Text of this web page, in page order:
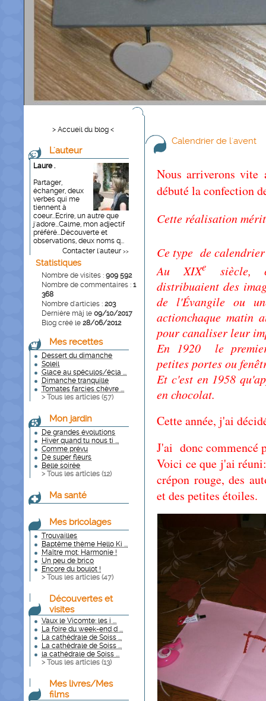
> Accueil du blog <
L'auteur
Laure .
Partager,
échanger, deux
verbes qui me
tiennent à
coeur...Ecrire, un autre que
j'adore...Calme, mon adjectif
préféré...Découverte et
observations, deux noms q...
Contacter l'auteur >>
Statistiques
Nombre de visites : 909 592
Nombre de commentaires : 1
368
Nombre d'articles : 203
Dernière màj le 09/10/2017
Blog créé le 28/06/2012
Mes recettes
Dessert du dimanche
Soleil
Glace au spéculos/écla ...
Dimanche tranquille
Tomates farcies chèvre ...
> Tous les articles (57)
Mon jardin
De grandes évolutions
Hiver quand tu nous ti ...
Comme prévu
De super fleurs
Belle soirée
> Tous les articles (12)
Ma santé
Mes bricolages
Trouvailles
Baptême thème Hello Ki ...
Maître mot: Harmonie !
Un peu de brico
Encore du boulot !
> Tous les articles (47)
Découvertes et
visites
Vaux le Vicomte: les i ...
La foire du week-end d ...
La cathédrale de Soiss ...
La cathédrale de Soiss ...
la cathédrale de Soiss ...
> Tous les articles (13)
Mes livres/Mes
films
Calendrier de l'avent
Nous arriverons vite
débuté la confection
Cette réalisation
Ce type de
Au XIXesiècle,
distribuaient des
de l'Évangile ou
actionchaque matin
pour canaliser leur
En 1920 le
petites portes ou
Et c'est en 1958
en chocolat.
Cette année, j'ai
J'ai donc commencé
Voici ce que j'ai
crépon rouge, des
et des petites étoiles.